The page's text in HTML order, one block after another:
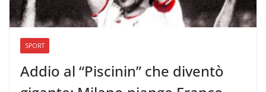
SPORT
Addio al “Piscinin” che diventò